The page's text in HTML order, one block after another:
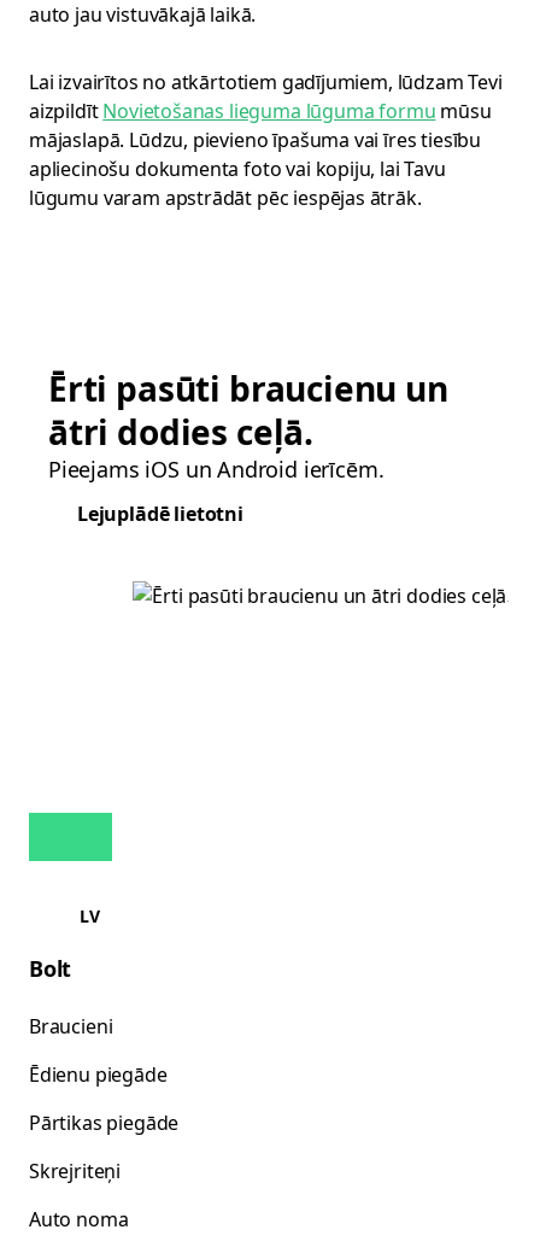
auto jau vistuvākajā laikā.
Lai izvairītos no atkārtotiem gadījumiem, lūdzam Tevi
aizpildītNovietošanas lieguma lūguma formu mūsu
mājaslapā. Lūdzu, pievieno īpašuma vai īres tiesību
apliecinošu dokumenta foto vai kopiju, lai Tavu
lūgumu varam apstrādāt pēc iespējas ātrāk.
Ērti pasūti braucienu un
ātri dodies ceļā.
Pieejams iOS un Android ierīcēm.
Lejuplādē lietotni
LV
Bolt
Braucieni
Ēdienu piegāde
Pārtikas piegāde
Skrejriteņi
Auto noma